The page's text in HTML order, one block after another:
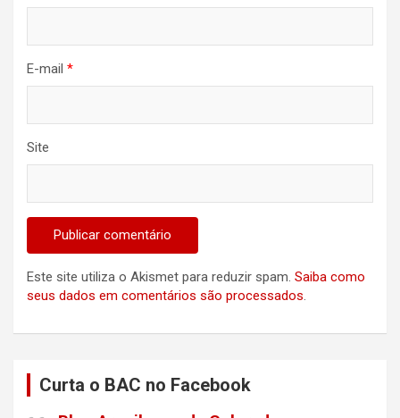
E-mail *
Site
Este site utiliza o Akismet para reduzir spam. Saiba como
seus dados em comentários são processados.
Curta o BAC no Facebook